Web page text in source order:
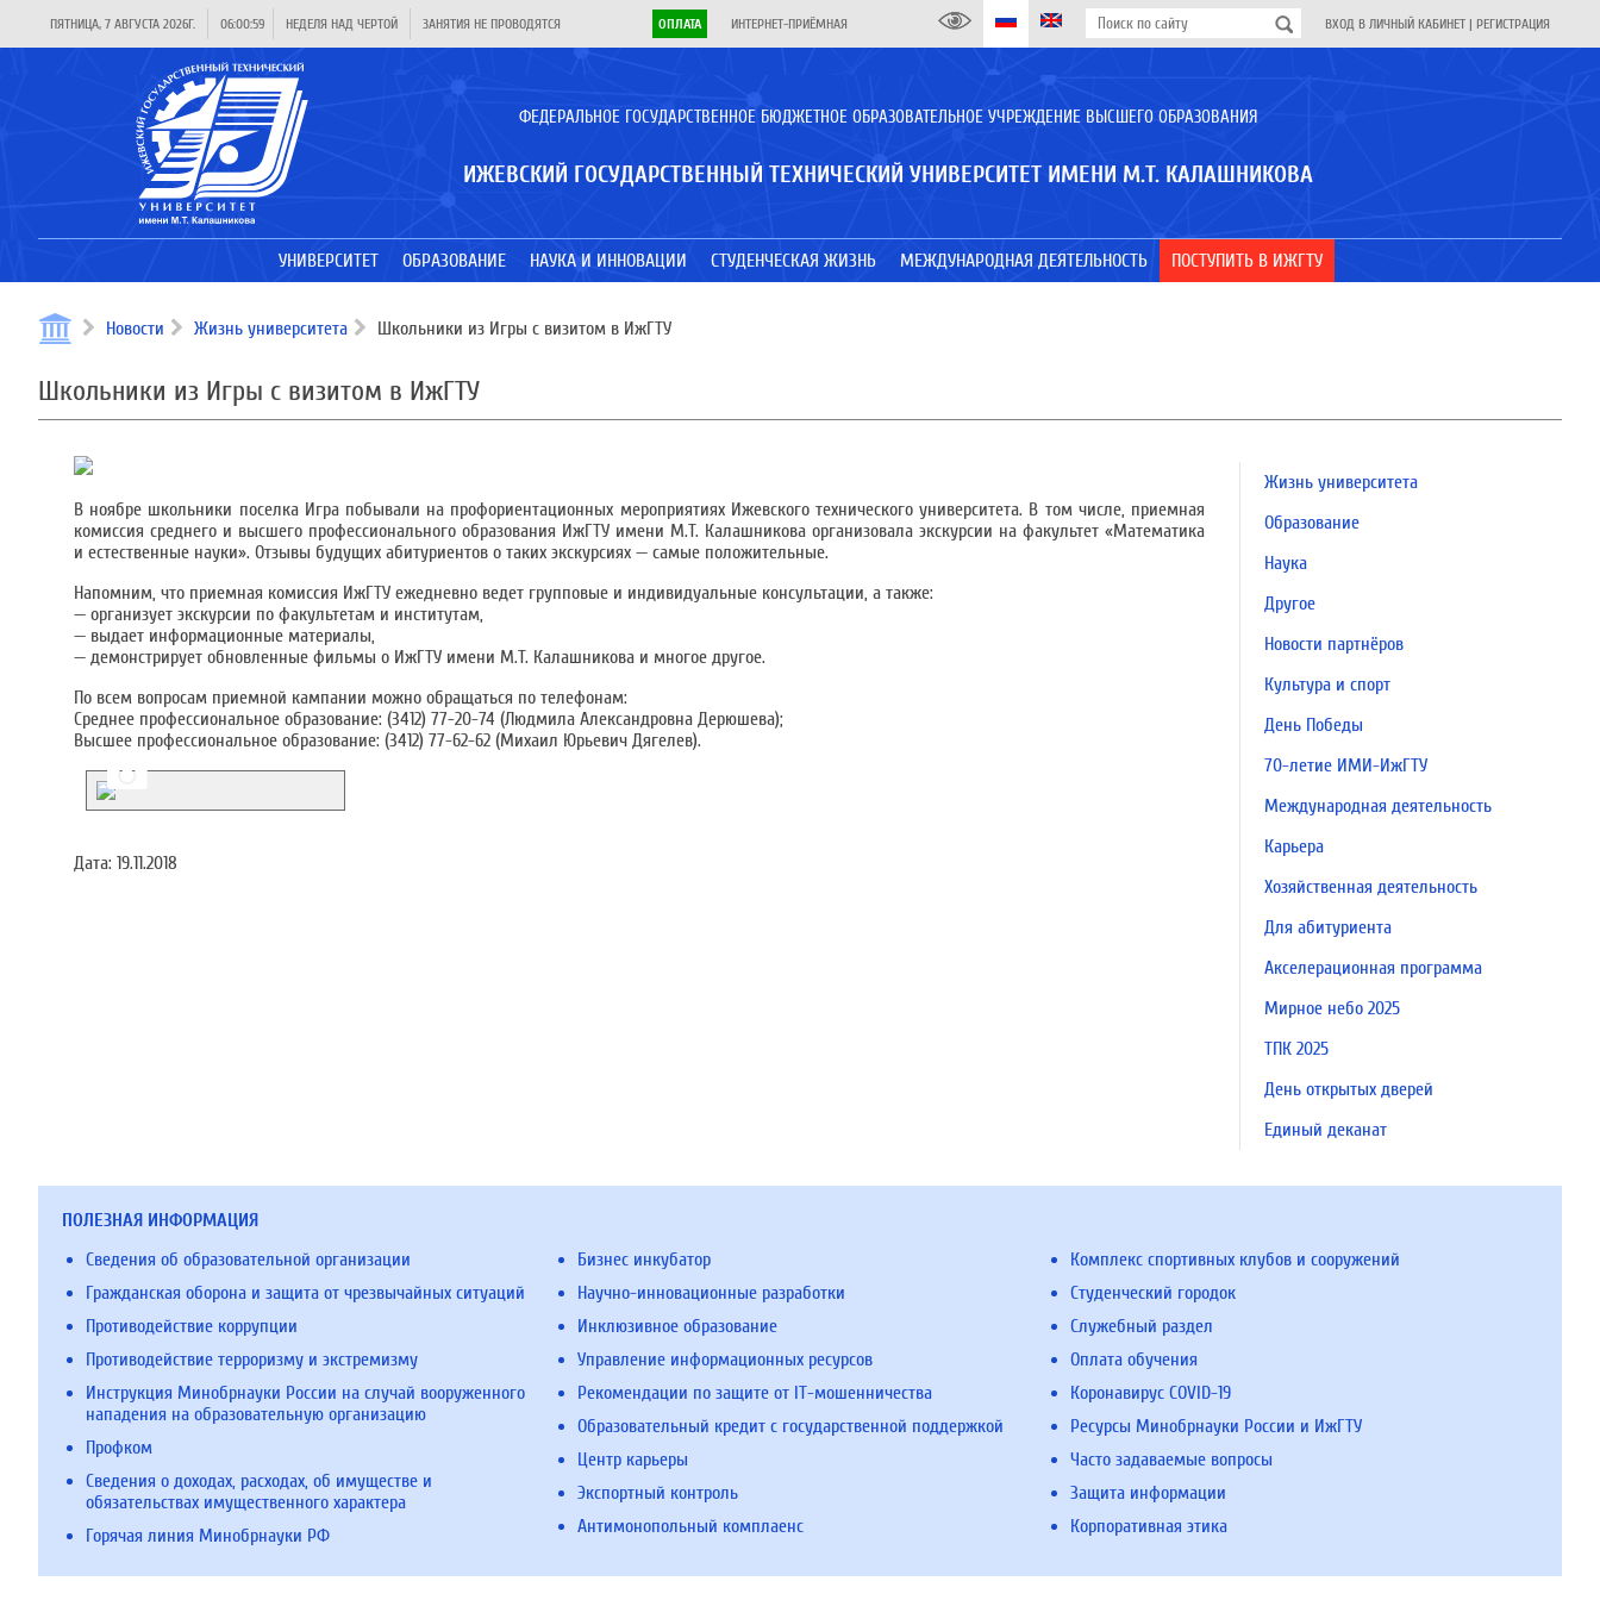
ПЯТНИЦА, 7 АВГУСТА 2026Г. 06:00:59 НЕДЕЛЯ НАД ЧЕРТОЙ ЗАНЯТИЯ НЕ ПРОВОДЯТСЯ ОПЛАТА ИНТЕРНЕТ-ПРИЁМНАЯ ВХОД В ЛИЧНЫЙ КАБИНЕТ | РЕГИСТРАЦИЯ
ФЕДЕРАЛЬНОЕ ГОСУДАРСТВЕННОЕ БЮДЖЕТНОЕ ОБРАЗОВАТЕЛЬНОЕ УЧРЕЖДЕНИЕ ВЫСШЕГО ОБРАЗОВАНИЯ
ИЖЕВСКИЙ ГОСУДАРСТВЕННЫЙ ТЕХНИЧЕСКИЙ УНИВЕРСИТЕТ ИМЕНИ М.Т. КАЛАШНИКОВА
УНИВЕРСИТЕТ ОБРАЗОВАНИЕ НАУКА И ИННОВАЦИИ СТУДЕНЧЕСКАЯ ЖИЗНЬ МЕЖДУНАРОДНАЯ ДЕЯТЕЛЬНОСТЬ ПОСТУПИТЬ В ИЖГТУ
Новости Жизнь университета Школьники из Игры с визитом в ИжГТУ
Школьники из Игры с визитом в ИжГТУ
В ноябре школьники поселка Игра побывали на профориентационных мероприятиях Ижевского технического университета. В том числе, приемная
комиссия среднего и высшего профессионального образования ИжГТУ имени М.Т. Калашникова организовала экскурсии на факультет «Математика
и естественные науки». Отзывы будущих абитуриентов о таких экскурсиях — самые положительные.
Напомним, что приемная комиссия ИжГТУ ежедневно ведет групповые и индивидуальные консультации, а также:
— организует экскурсии по факультетам и институтам,
— выдает информационные материалы,
— демонстрирует обновленные фильмы о ИжГТУ имени М.Т. Калашникова и многое другое.
По всем вопросам приемной кампании можно обращаться по телефонам:
Среднее профессиональное образование: (3412) 77-20-74 (Людмила Александровна Дерюшева);
Высшее профессиональное образование: (3412) 77-62-62 (Михаил Юрьевич Дягелев).
Дата: 19.11.2018
Жизнь университета
Образование
Наука
Другое
Новости партнёров
Культура и спорт
День Победы
70-летие ИМИ-ИжГТУ
Международная деятельность
Карьера
Хозяйственная деятельность
Для абитуриента
Акселерационная программа
Мирное небо 2025
ТПК 2025
День открытых дверей
Единый деканат
ПОЛЕЗНАЯ ИНФОРМАЦИЯ
Сведения об образовательной организации
Гражданская оборона и защита от чрезвычайных ситуаций
Противодействие коррупции
Противодействие терроризму и экстремизму
Инструкция Минобрнауки России на случай вооруженного
нападения на образовательную организацию
Профком
Сведения о доходах, расходах, об имуществе и
обязательствах имущественного характера
Горячая линия Минобрнауки РФ
Бизнес инкубатор
Научно-инновационные разработки
Инклюзивное образование
Управление информационных ресурсов
Рекомендации по защите от IT-мошенничества
Образовательный кредит с государственной поддержкой
Центр карьеры
Экспортный контроль
Антимонопольный комплаенс
Комплекс спортивных клубов и сооружений
Студенческий городок
Служебный раздел
Оплата обучения
Коронавирус COVID-19
Ресурсы Минобрнауки России и ИжГТУ
Часто задаваемые вопросы
Защита информации
Корпоративная этика